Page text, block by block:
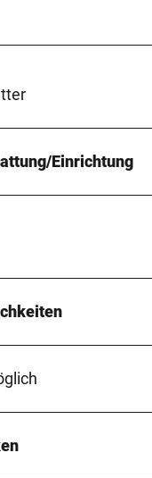
Einrichtung